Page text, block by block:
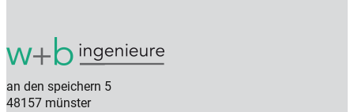
an den speichern 5
48157 münster